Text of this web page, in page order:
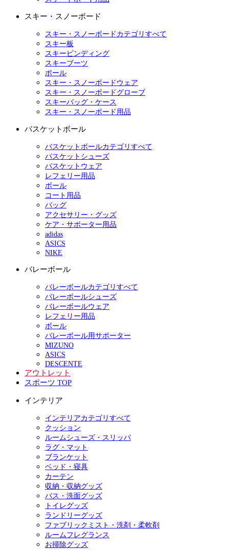
スキー・スノーボード
スキー・スノーボードカテゴリすべて
スキー板
スキービンディング
スキーブーツ
ポール
スキー・スノーボードウェア
スキー・スノーボードグローブ
スキーバッグ・ケース
スキー・スノーボード用品
バスケットボール
バスケットボールカテゴリすべて
バスケットシューズ
バスケットウェア
レフェリー用品
ボール
コート用品
バッグ
アクセサリー・グッズ
ケア・サポーター用品
adidas
ASICS
NIKE
バレーボール
バレーボールカテゴリすべて
バレーボールシューズ
バレーボールウェア
レフェリー用品
ボール
バレーボール用サポーター
MIZUNO
ASICS
DESCENTE
アウトレット
スポーツ TOP
インテリア
インテリアカテゴリすべて
クッション
ルームシューズ・スリッパ
ラグ・マット
ブランケット
ベッド・寝具
カーテン
収納・収納グッズ
バス・洗面グッズ
トイレグッズ
ランドリーグッズ
ファブリックミスト・洗剤・柔軟剤
ルームフレグランス
お掃除グッズ